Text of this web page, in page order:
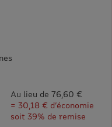
Au lieu de 76,60 €
= 30,18 € d’économie
soit 39% de remise